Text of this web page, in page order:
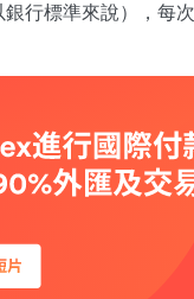
行標準來說），每